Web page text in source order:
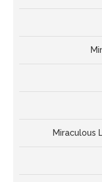
Miraculous